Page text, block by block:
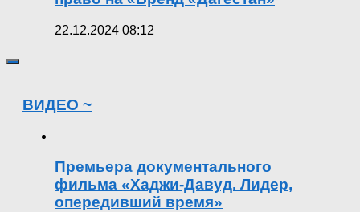
22.12.2024 08:12
ВИДЕО ~
Премьера документального
фильма «Хаджи-Давуд. Лидер,
опередивший время»